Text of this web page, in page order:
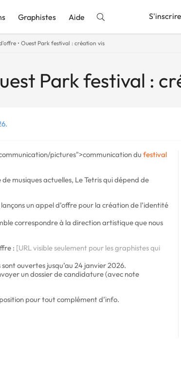
Graphistes Aide S'inscrire
• Ouest Park festival : création vis
Park festival :
pictures">communication du festival
musiques actuelles, Le Tetris qui dépend de
un appel d’offre pour la création de l’identité
correspondre à la direction artistique que nous
: [URL visible seulement pour les graphistes qui
ouvertes jusqu’au 24 janvier 2026.
un dossier de candidature (avec note
pour tout complément d’info.